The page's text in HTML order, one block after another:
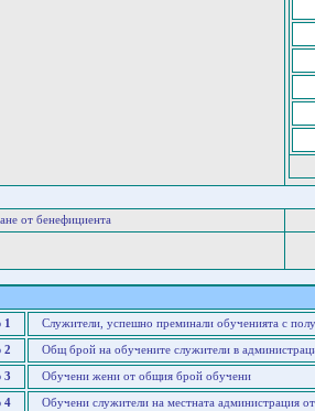
от бенефициента
Служители, успешно преминали обученията с
2 Общ брой на обучените служители в
3 Обучени жени от общия брой обучени
4 Обучени служители на местната администрация